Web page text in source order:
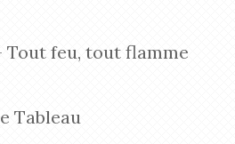
Tout feu, tout flamme
Tableau